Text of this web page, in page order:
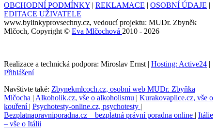
OBCHODNÍ PODMÍNKY | REKLAMACE | OSOBNÍ ÚDAJE |
EDITACE UŽIVATELE
www.bylinkyprovsechny.cz, vedoucí projektu: MUDr. Zbyněk
Mlčoch, Copyright © Eva Mlčochová 2010 - 2026
Realizace a technická podpora: Miroslav Ernst | Hosting: Active24 |
Přihlášení
Navštivte také: Zbynekmlcoch.cz, osobní web MUDr. Zbyňka
Mlčocha | Alkoholik.cz, vše o alkoholismu | Kurakovaplice.cz, vše o
kouření | Psychotesty-online.cz, psychotesty |
Bezplatnapravniporadna.cz – bezplatná právní poradna online | Itálie
– vše o Itálii